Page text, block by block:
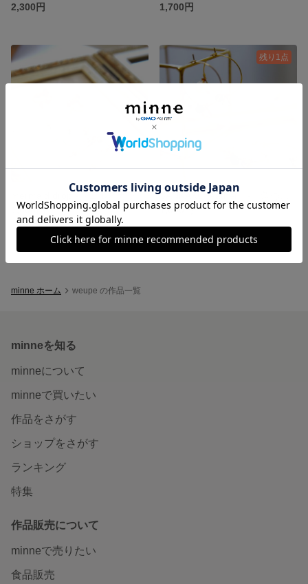
2,300円 1,700円
1,000円
残り1点
1,000円
minne ホーム weupe の作品一覧
minneを知る
minneについて
minneで買いたい
作品をさがす
ショップをさがす
ランキング
特集
作品販売について
minneで売りたい
食品販売